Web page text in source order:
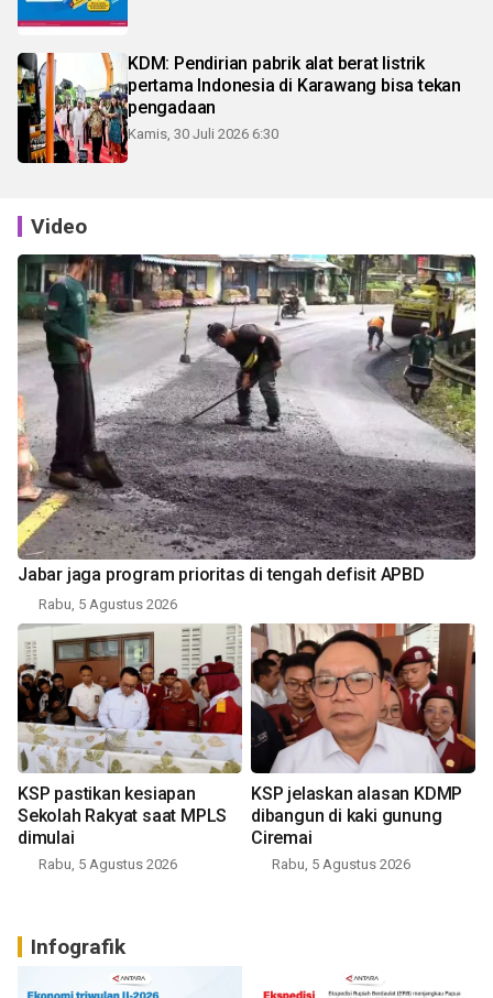
KDM: Pendirian pabrik alat berat listrik
pertama Indonesia di Karawang bisa tekan
pengadaan
Kamis, 30 Juli 2026 6:30
Video
Jabar jaga program prioritas di tengah defisit APBD
Rabu, 5 Agustus 2026
KSP pastikan kesiapan
Sekolah Rakyat saat MPLS
dimulai
Rabu, 5 Agustus 2026
KSP jelaskan alasan KDMP
dibangun di kaki gunung
Ciremai
Rabu, 5 Agustus 2026
Infografik